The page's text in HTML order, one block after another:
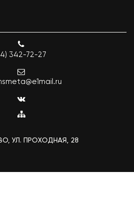
342-72-27
УЛ. ПРОХОДНАЯ, 28